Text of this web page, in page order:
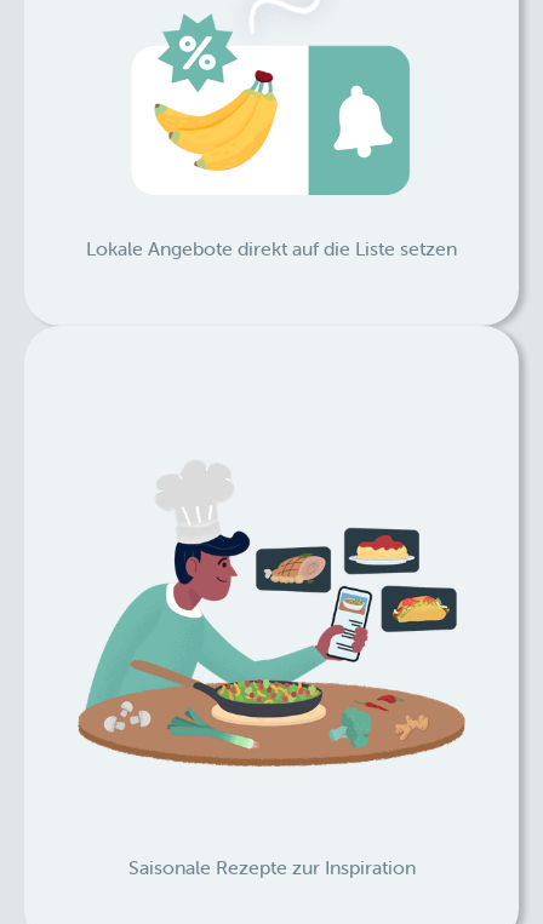
Lokale Angebote direkt auf die Liste setzen
Saisonale Rezepte zur Inspiration